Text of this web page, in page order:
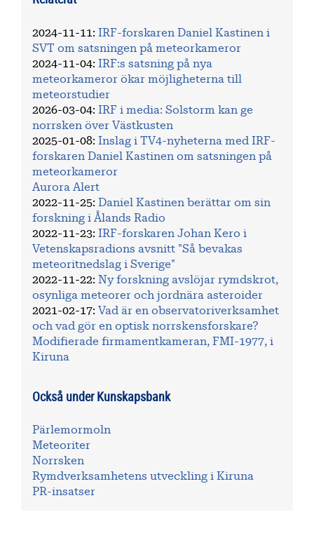
2024-11-11 : IRF-forskaren Daniel Kastinen i
SVT om satsningen på meteorkameror
2024-11-04: IRF:s satsning på nya
meteorkameror ökar möjligheterna till
meteorstudier
2026-03-04: IRF i media: Solstorm kan ge
norrsken över Västkusten
2025-01-08: Inslag i TV4-nyheterna med IRF-
forskaren Daniel Kastinen om satsningen på
meteorkameror
Aurora Alert
2022-11-25: Daniel Kastinen berättar om sin
forskning i Ålands Radio
2022-11-23: IRF-forskaren Johan Kero i
Vetenskapsradions avsnitt "Så bevakas
meteoritnedslag i Sverige"
2022-11-22: Ny forskning avslöjar rymdskrot,
osynliga meteorer och jordnära asteroider
2021-02-17: Vad är en observatoriverksamhet
och vad gör en optisk norrskensforskare?
Modifierade firmamentkameran, FMI-1977, i
Kiruna
Också under Kunskapsbank
Pärlemormoln
Meteoriter
Norrsken
Rymdverksamhetens utveckling i Kiruna
PR-insatser